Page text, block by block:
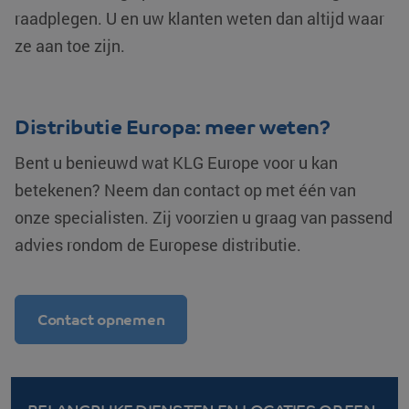
raadplegen. U en uw klanten weten dan altijd waar
ze aan toe zijn.
Distributie Europa: meer weten?
Bent u benieuwd wat KLG Europe voor u kan
betekenen? Neem dan contact op met één van
onze specialisten. Zij voorzien u graag van passend
advies rondom de Europese distributie.
Contact opnemen
zonder de strikt noodzakelijke cookies.
Naam
Corporation
Policy